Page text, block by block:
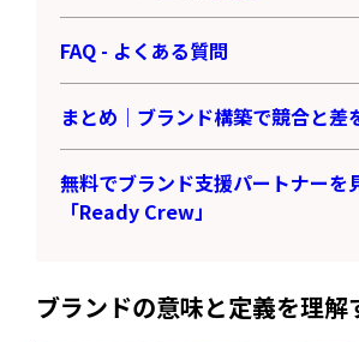
FAQ - よくある質問
まとめ｜ブランド構築で競合と差
無料でブランド支援パートナーを
「Ready Crew」
ブランドの意味と定義を理解